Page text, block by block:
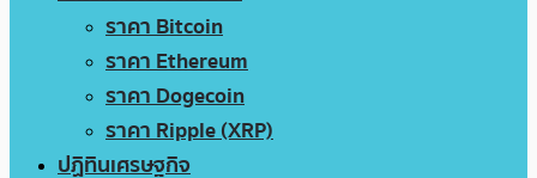
ราคา Bitcoin
ราคา Ethereum
ราคา Dogecoin
ราคา Ripple (XRP)
ปฏิทินเศรษฐกิจ